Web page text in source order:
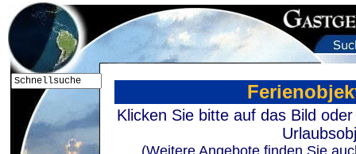
Klicken Sie bitte auf das Bild
(Weitere Angebote finden Sie